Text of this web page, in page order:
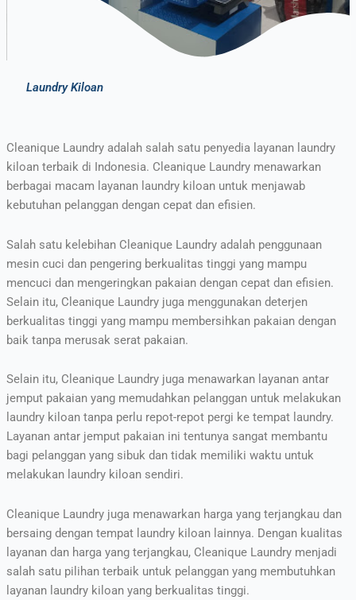
Laundry Kiloan
Cleanique Laundry adalah salah satu penyedia layanan laundry
kiloan terbaik di Indonesia. Cleanique Laundry menawarkan
berbagai macam layanan laundry kiloan untuk menjawab
kebutuhan pelanggan dengan cepat dan efisien.
Salah satu kelebihan Cleanique Laundry adalah penggunaan
mesin cuci dan pengering berkualitas tinggi yang mampu
mencuci dan mengeringkan pakaian dengan cepat dan efisien.
Selain itu, Cleanique Laundry juga menggunakan deterjen
berkualitas tinggi yang mampu membersihkan pakaian dengan
baik tanpa merusak serat pakaian.
Selain itu, Cleanique Laundry juga menawarkan layanan antar
jemput pakaian yang memudahkan pelanggan untuk melakukan
laundry kiloan tanpa perlu repot-repot pergi ke tempat laundry.
Layanan antar jemput pakaian ini tentunya sangat membantu
bagi pelanggan yang sibuk dan tidak memiliki waktu untuk
melakukan laundry kiloan sendiri.
Cleanique Laundry juga menawarkan harga yang terjangkau dan
bersaing dengan tempat laundry kiloan lainnya. Dengan kualitas
layanan dan harga yang terjangkau, Cleanique Laundry menjadi
salah satu pilihan terbaik untuk pelanggan yang membutuhkan
layanan laundry kiloan yang berkualitas tinggi.